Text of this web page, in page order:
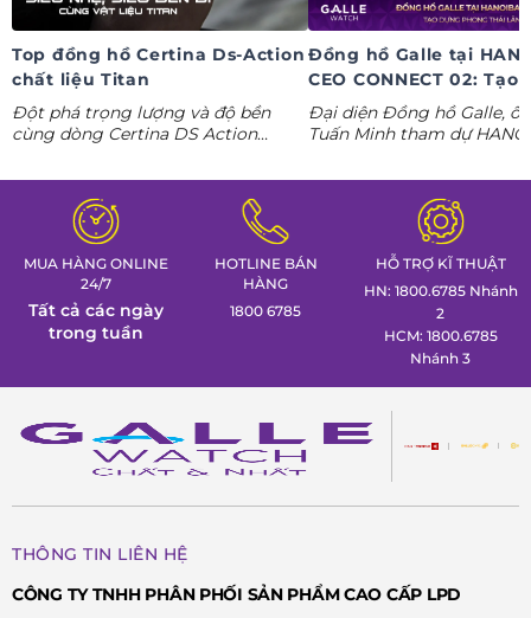
Top đồng hồ Certina Ds-Action
chất liệu Titan
Đột phá trọng lượng và độ bền
cùng dòng Certina DS Action
tác thể thao cá tính nhất trong
Tuần lễ đồng hồ Thụy Sỹ cùng
Đồng hồ Galle!
Đồng hồ Galle tại
CEO CONNECT 02: Tạo
phong thái lãnh đạo kỷ
nguyên AI
Đại diện Đồng hồ Galle,
Tuấn Minh tham dự
gian trưng bày đồng hồ
định hình phong thái lãnh
MUA HÀNG ONLINE
24/7
Tất cả các ngày
trong tuần
HOTLINE BÁN
HÀNG
1800 6785
HỖ TRỢ KĨ THUẬT
HN: 1800.6785 Nhánh
2
HCM: 1800.6785
Nhánh 3
THÔNG TIN LIÊN HỆ
CÔNG TY TNHH PHÂN PHỐI SẢN PHẨM CAO CẤP LPD